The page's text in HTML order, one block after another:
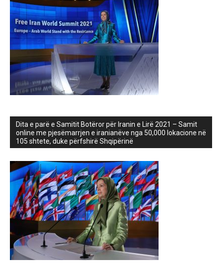
Dita e parë e Samitit Botëror për Iranin e Lirë 2021 – Samit
online me pjesëmarrjen e iranianëve nga 50,000 lokacione në
105 shtete, duke përfshirë Shqipërinë